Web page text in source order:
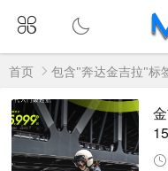
首页 包含"奔达金吉拉"标